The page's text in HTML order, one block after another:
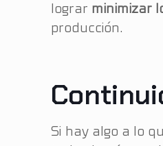
lograr minimizar
producción.
Si hay algo a lo